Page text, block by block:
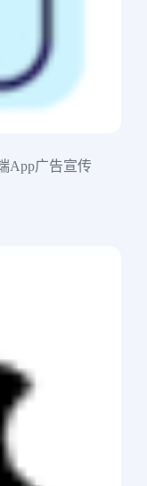
App广告宣传